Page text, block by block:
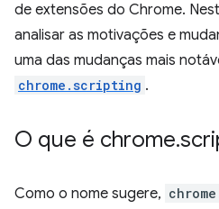
de extensões do Chrome.
analisar as motivações e
uma das mudanças mais
chrome.scripting .
O que é chrome.
Como o nome sugere,